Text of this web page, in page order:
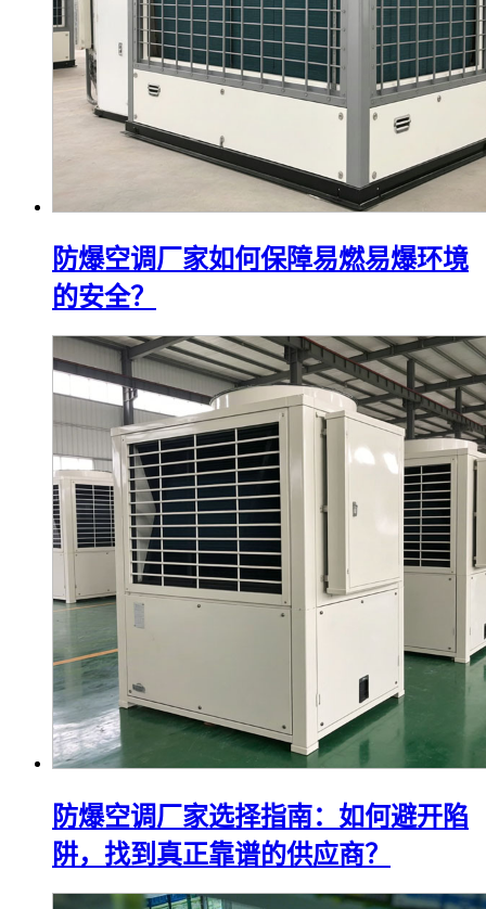
防爆空调厂家如何保障易燃易爆环境
的安全？
防爆空调厂家选择指南：如何避开陷
阱，找到真正靠谱的供应商？